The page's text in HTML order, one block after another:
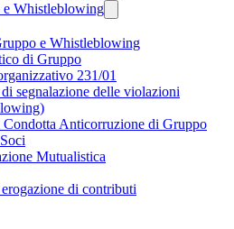
Whistleblowing
e Whistleblowing
di Gruppo
231/01
segnalazione delle violazioni
Anticorruzione di Gruppo
Mutualistica
di contributi